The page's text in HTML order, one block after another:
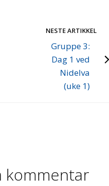
NESTE ARTIKKEL
Gruppe 3:
Dag 1 ved
Nidelva
(uke 1)
kommentar